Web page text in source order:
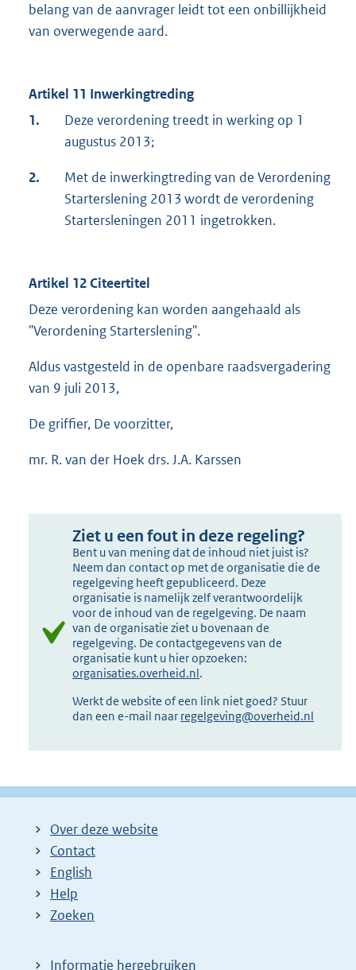
belang van de aanvrager leidt tot een onbillijkheid
van overwegende aard.
Artikel 11 Inwerkingtreding
1.
Deze verordening treedt in werking op 1
augustus 2013;
2.
Met de inwerkingtreding van de Verordening
Starterslening 2013 wordt de verordening
Startersleningen 2011 ingetrokken.
Artikel 12 Citeertitel
Deze verordening kan worden aangehaald als
"Verordening Starterslening".
Aldus vastgesteld in de openbare raadsvergadering
van 9 juli 2013,
De griffier, De voorzitter,
mr. R. van der Hoek drs. J.A. Karssen
Ziet u een fout in deze regeling?
Bent u van mening dat de inhoud niet juist is?
Neem dan contact op met de organisatie die de
regelgeving heeft gepubliceerd. Deze
organisatie is namelijk zelf verantwoordelijk
voor de inhoud van de regelgeving. De naam
van de organisatie ziet u bovenaan de
regelgeving. De contactgegevens van de
organisatie kunt u hier opzoeken:
organisaties.overheid.nl.
Werkt de website of een link niet goed? Stuur
dan een e-mail naar regelgeving@overheid.nl
Over deze website
Contact
English
Help
Zoeken
Informatie hergebruiken